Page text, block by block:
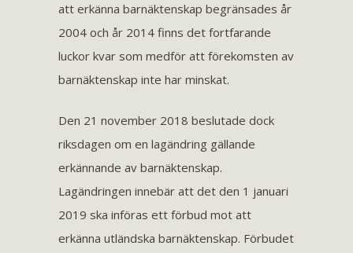
att erkänna barnäktenskap begränsades år
2004 och år 2014 finns det fortfarande
luckor kvar som medför att förekomsten av
barnäktenskap inte har minskat.
Den 21 november 2018 beslutade dock
riksdagen om en lagändring gällande
erkännande av barnäktenskap.
Lagändringen innebär att det den 1 januari
2019 ska införas ett förbud mot att
erkänna utländska barnäktenskap. Förbudet